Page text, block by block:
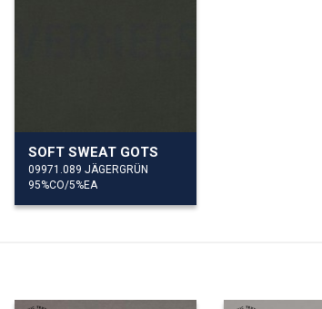
SOFT SWEAT GOTS
09971.089 JÄGERGRÜN
95%CO/5%EA